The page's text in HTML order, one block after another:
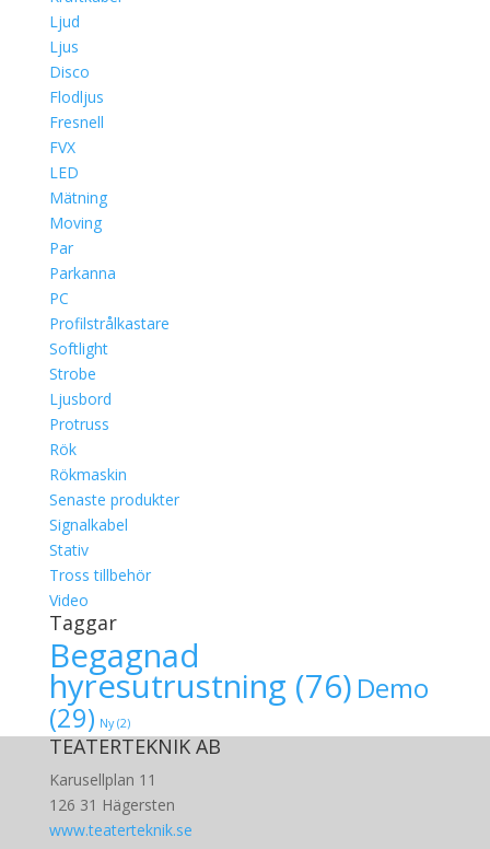
Ljud
Ljus
Disco
Flodljus
Fresnell
FVX
LED
Mätning
Moving
Par
Parkanna
PC
Profilstrålkastare
Softlight
Strobe
Ljusbord
Protruss
Rök
Rökmaskin
Senaste produkter
Signalkabel
Stativ
Tross tillbehör
Video
Taggar
Begagnad
hyresutrustning (76) Demo
(29) Ny(2)
TEATERTEKNIK AB
Karusellplan 11
126 31 Hägersten
www.teaterteknik.se